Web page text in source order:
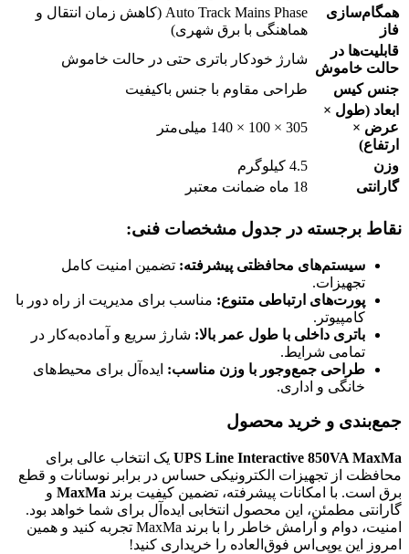
همگام‌سازی
فاز
Auto Track Mains Phase (کاهش زمان انتقال و
هماهنگی با برق شهری)
قابلیت‌ها در
حالت خاموش
شارژ خودکار باتری حتی در حالت خاموش
جنس کیس
طراحی مقاوم با جنس باکیفیت
ابعاد (طول ×
عرض ×
ارتفاع)
305 × 100 × 140 میلی‌متر
وزن
4.5 کیلوگرم
گارانتی
18 ماه ضمانت معتبر
نقاط برجسته در جدول مشخصات فنی:
سیستم‌های محافظتی پیشرفته: تضمین امنیت کامل
تجهیزات.
پورت‌های ارتباطی متنوع: مناسب برای مدیریت از راه دور با
کامپیوتر.
باتری داخلی با طول عمر بالا: شارژ سریع و آماده‌به‌کار در
تمامی شرایط.
طراحی جمع‌وجور با وزن مناسب: ایده‌آل برای محیط‌های
خانگی و اداری.
جمع‌بندی و خرید محصول
UPS Line Interactive 850VA MaxMa یک انتخاب عالی برای
محافظت از تجهیزات الکترونیکی حساس در برابر نوسانات و قطع
برق است. با امکانات پیشرفته، تضمین کیفیت برند MaxMa و
گارانتی مطمئن، این محصول انتخابی ایده‌آل برای شما خواهد بود.
امنیت، دوام و آرامش خاطر را با برند MaxMa تجربه کنید و همین
امروز این یوپی‌اس فوق‌العاده را خریداری کنید!